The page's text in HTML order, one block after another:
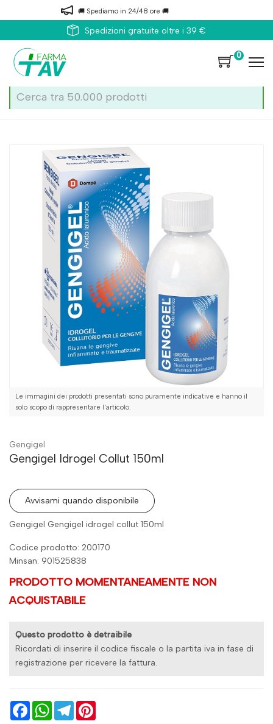
🚚 Spediamo in 24/48 ore 🚚
Spedizioni gratuite oltre i 39 €
0
Gengigel Idrogel Collut 150ml
Le immagini dei prodotti presentati sono puramente indicative e hanno il
solo scopo di rappresentare l'articolo.
Gengigel
Gengigel Idrogel Collut 150ml
Avvisami quando disponibile
Gengigel Gengigel idrogel collut 150ml
Codice prodotto: 200170
Minsan: 901525838
PRODOTTO MOMENTANEAMENTE NON
ACQUISTABILE
Questo prodotto è detraibile
Ricordati di inserire il codice fiscale o la partita iva in fase di
registrazione per ricevere la fattura.
FacebookWhatsAppTelegram